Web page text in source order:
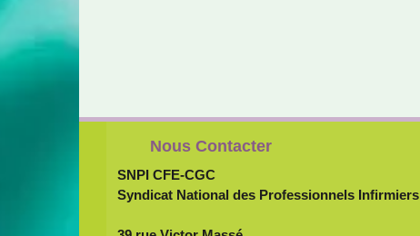
Nous Contacter
SNPI CFE-CGC
Syndicat National des Professionnels Infirmiers